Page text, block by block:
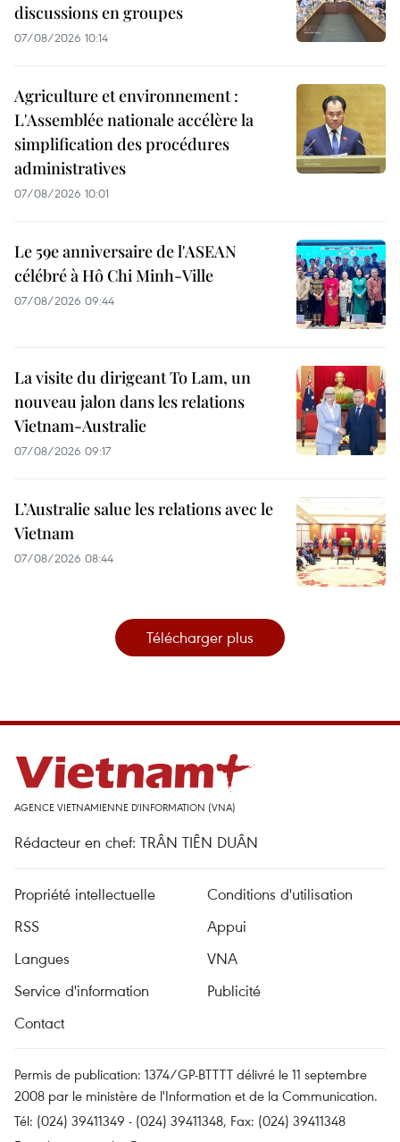
discussions en groupes
07/08/2026 10:14
Agriculture et environnement :
L'Assemblée nationale accélère la
simplification des procédures
administratives
07/08/2026 10:01
Le 59e anniversaire de l'ASEAN
célébré à Hô Chi Minh-Ville
07/08/2026 09:44
La visite du dirigeant To Lam, un
nouveau jalon dans les relations
Vietnam-Australie
07/08/2026 09:17
L’Australie salue les relations avec le
Vietnam
07/08/2026 08:44
Télécharger plus
AGENCE VIETNAMIENNE D'INFORMATION (VNA)
Rédacteur en chef: TRÂN TIÊN DUÂN
Propriété intellectuelle
Conditions d'utilisation
RSS
Appui
Langues
VNA
Service d'information
Publicité
Contact
Permis de publication: 1374/GP-BTTTT délivré le 11 septembre
2008 par le ministère de l'Information et de la Communication.
Tél: (024) 39411349 - (024) 39411348, Fax: (024) 39411348